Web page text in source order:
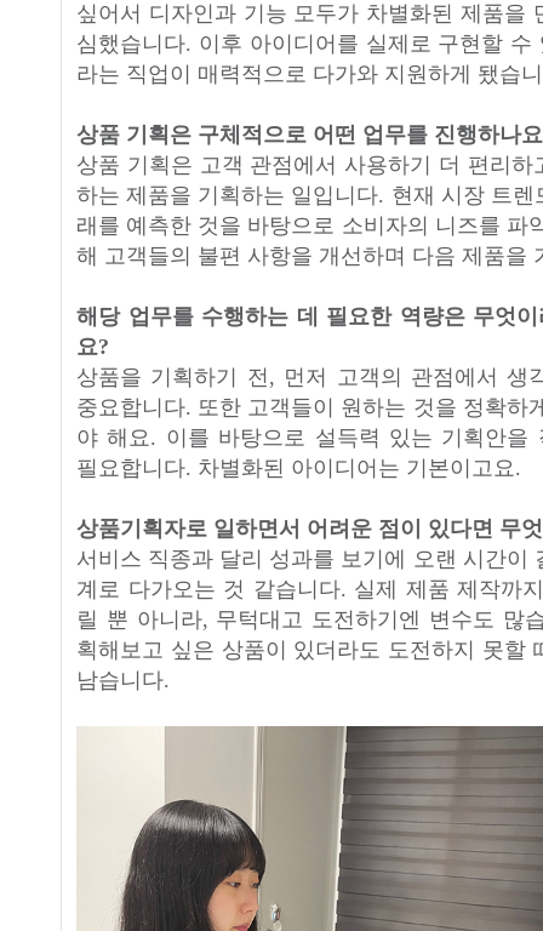
싶어서 디자인과 기능 모두가 차별화된 제품을
심했습니다. 이후 아이디어를 실제로 구현할 수
라는 직업이 매력적으로 다가와 지원하게 됐습
상품 기획은 구체적으로 어떤 업무를 진행하나
상품 기획은 고객 관점에서 사용하기 더 편리하
하는 제품을 기획하는 일입니다. 현재 시장 트렌
래를 예측한 것을 바탕으로 소비자의 니즈를 파
해 고객들의 불편 사항을 개선하며 다음 제품을
해당 업무를 수행하는 데 필요한 역량은 무엇
요?
상품을 기획하기 전, 먼저 고객의 관점에서 생
중요합니다. 또한 고객들이 원하는 것을 정확하
야 해요. 이를 바탕으로 설득력 있는 기획안을
필요합니다. 차별화된 아이디어는 기본이고요.
상품기획자로 일하면서 어려운 점이 있다면 무
서비스 직종과 달리 성과를 보기에 오랜 시간이
계로 다가오는 것 같습니다. 실제 제품 제작까
릴 뿐 아니라, 무턱대고 도전하기엔 변수도 많
획해보고 싶은 상품이 있더라도 도전하지 못할
남습니다.